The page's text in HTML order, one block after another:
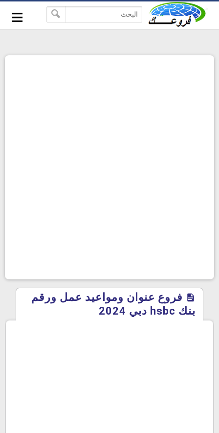
≡
فروع عنوان ومواعيد عمل ورقم
بنك hsbc دبي 2024